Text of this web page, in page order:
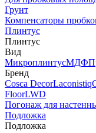
Грунт
Компенсаторы
Плинтус
Плинтус
Вид
МикроплинтусМДФ
Бренд
Cosca DecorLaconistiq
FloorLWD
Погонаж для
Подложка
Подложка